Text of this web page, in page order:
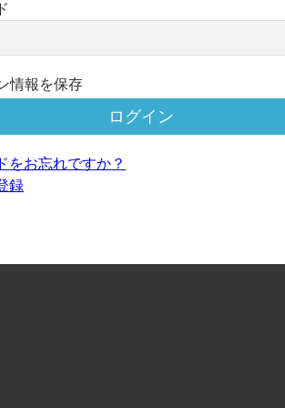
情報を保存
をお忘れですか？
録